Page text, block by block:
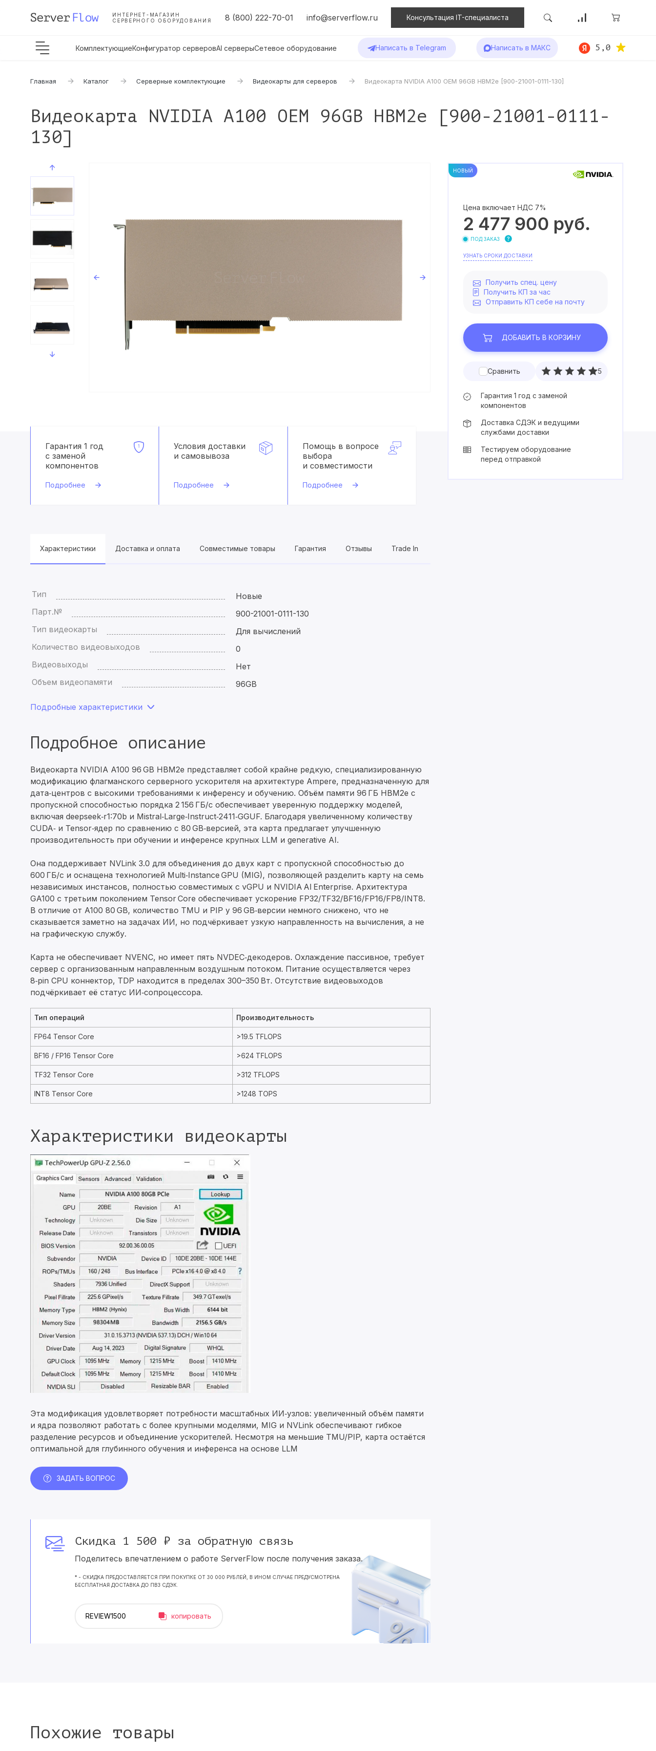
ИНТЕРНЕТ-МАГАЗИН
СЕРВЕРНОГО ОБОРУДОВАНИЯ
8 (800) 222-70-01 info@serverflow.ru Консультация IT-специалиста
КомплектующиеКонфигуратор серверовAI серверыСетевое оборудование Написать в Telegram Написать в МАКС 5,0
Главная Каталог Серверные комплектующие Видеокарты для серверов Видеокарта NVIDIA A100 OEM 96GB HBM2e [900-21001-0111-130]
Видеокарта NVIDIA A100 OEM 96GB HBM2e [900-21001-0111-
130]
Гарантия 1 год
с заменой
компонентов
Подробнее
Условия доставки
и самовывоза
Подробнее
Помощь в вопросе
выбора
и совместимости
Подробнее
Характеристики Доставка и оплата Совместимые товары Гарантия Отзывы Trade In
Тип
Новые
Парт.№
900-21001-0111-130
Тип видеокарты
Для вычислений
Количество видеовыходов
0
Видеовыходы
Нет
Объем видеопамяти
96GB
Подробные характеристики
Подробное описание
Видеокарта NVIDIA A100 96 GB HBM2e представляет собой крайне редкую, специализированную
модификацию флагманского серверного ускорителя на архитектуре Ampere, предназначенную для
дата‑центров с высокими требованиями к инференсу и обучению. Объём памяти 96 ГБ HBM2e с
пропускной способностью порядка 2 156 ГБ/с обеспечивает уверенную поддержку моделей,
включая deepseek‑r1:70b и Mistral‑Large‑Instruct‑2411‑GGUF. Благодаря увеличенному количеству
CUDA‑ и Tensor‑ядер по сравнению с 80 GB‑версией, эта карта предлагает улучшенную
производительность при обучении и инференсе крупных LLM и generative AI.
Она поддерживает NVLink 3.0 для объединения до двух карт с пропускной способностью до
600 ГБ/с и оснащена технологией Multi‑Instance GPU (MIG), позволяющей разделить карту на семь
независимых инстансов, полностью совместимых с vGPU и NVIDIA AI Enterprise. Архитектура
GA100 с третьим поколением Tensor Core обеспечивает ускорение FP32/TF32/BF16/FP16/FP8/INT8.
В отличие от A100 80 GB, количество TMU и PIP у 96 GB‑версии немного снижено, что не
сказывается заметно на задачах ИИ, но подчёркивает узкую направленность на вычисления, а не
на графическую службу.
Карта не обеспечивает NVENC, но имеет пять NVDEC‑декодеров. Охлаждение пассивное, требует
сервер с организованным направленным воздушным потоком. Питание осуществляется через
8‑pin CPU коннектор, TDP находится в пределах 300–350 Вт. Отсутствие видеовыходов
подчёркивает её статус ИИ‑сопроцессора.
Тип операций Производительность
FP64 Tensor Core >19.5 TFLOPS
BF16 / FP16 Tensor Core >624 TFLOPS
TF32 Tensor Core >312 TFLOPS
INT8 Tensor Core >1248 TOPS
Характеристики видеокарты
Эта модификация удовлетворяет потребности масштабных ИИ‑узлов: увеличенный объём памяти
и ядра позволяют работать с более крупными моделями, MIG и NVLink обеспечивают гибкое
разделение ресурсов и объединение ускорителей. Несмотря на меньшие TMU/PIP, карта остаётся
оптимальной для глубинного обучения и инференса на основе LLM
ЗАДАТЬ ВОПРОС
Скидка 1 500 ₽ за обратную связь
Поделитесь впечатлением о работе ServerFlow после получения заказа.
* - СКИДКА ПРЕДОСТАВЛЯЕТСЯ ПРИ ПОКУПКЕ ОТ 30 000 РУБЛЕЙ, В ИНОМ СЛУЧАЕ ПРЕДУСМОТРЕНА
БЕСПЛАТНАЯ ДОСТАВКА ДО ПВЗ СДЭК.
копировать
НОВЫЙ
Цена включает НДС 7%
2 477 900 руб.
ПОД ЗАКАЗ
УЗНАТЬ СРОКИ ДОСТАВКИ
Получить спец. цену
Получить КП за час
Отправить КП себе на почту
ДОБАВИТЬ В КОРЗИНУ
Сравнить 5
Гарантия 1 год с заменой
компонентов
Доставка СДЭК и ведущими
службами доставки
Тестируем оборудование
перед отправкой
Похожие товары